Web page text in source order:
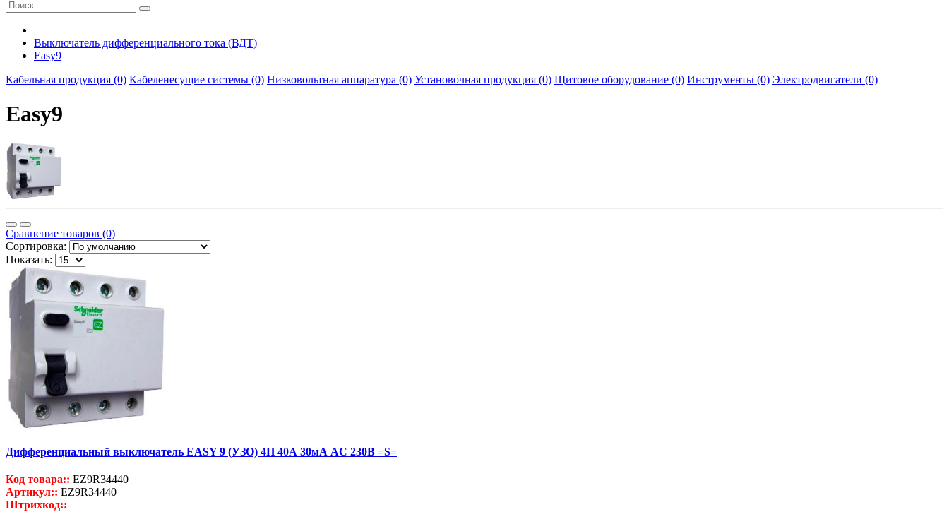
Выключатель дифференциального тока (ВДТ)
Easy9
Кабельная продукция (0) Кабеленесущие системы (0) Низковольтная аппаратура (0) Установочная продукция (0) Щитовое оборудование (0) Инструменты (0) Электродвигатели (0)
Easy9
Сравнение товаров (0)
Сортировка:
Показать:
Дифференциальный выключатель EASY 9 (УЗО) 4П 40А 30мА AC 230В =S=
Код товара:: EZ9R34440
Артикул:: EZ9R34440
Штрихкод::